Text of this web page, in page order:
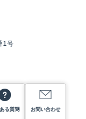
1号
る質問 お問い合わせ